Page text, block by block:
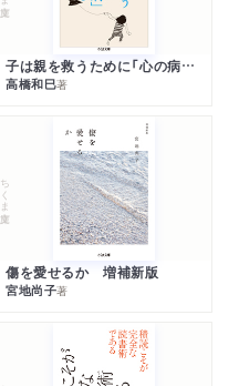
子は親を救うために「心の病」になる
高橋和巳著
ちくま文庫
傷を愛せるか 増補新版
宮地尚子著